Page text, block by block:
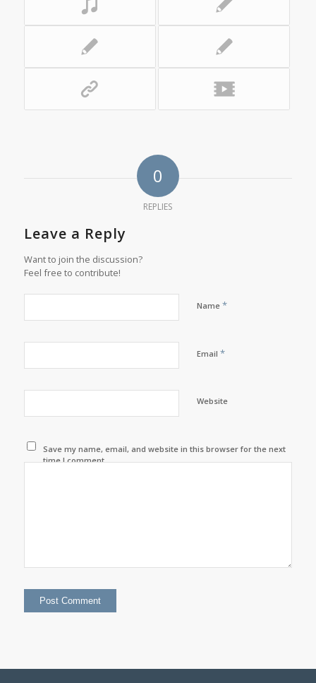
0
REPLIES
Leave a Reply
Want to join the discussion?
Feel free to contribute!
Name *
Email *
Website
Save my name, email, and website in this browser for the next
time I comment.